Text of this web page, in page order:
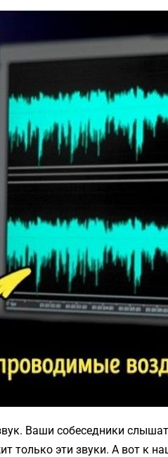
Ваши собеседники
только эти звуки. А вот к